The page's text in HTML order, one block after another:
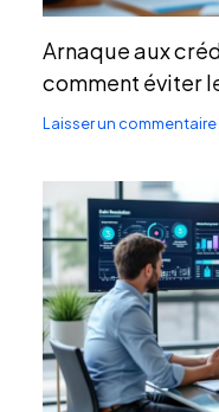
Arnaque aux
comment éviter
Laisser un commentaire